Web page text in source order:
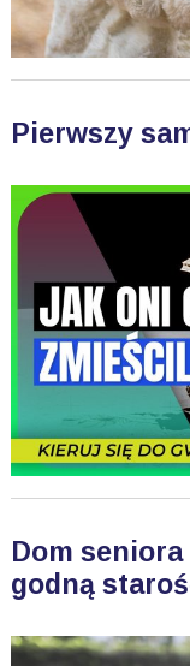
Pierwszy
Dom
godną